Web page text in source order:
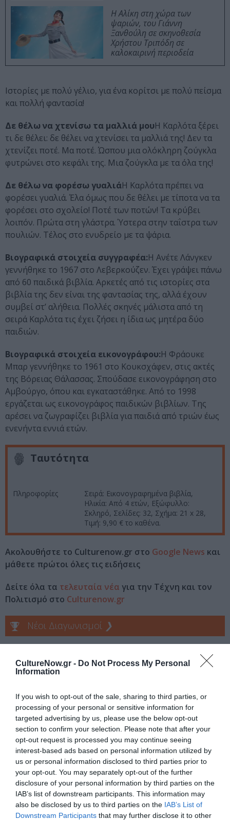
CultureNow.gr - Do Not Process My Personal
Information
If you wish to opt-out of the sale, sharing to third parties, or
processing of your personal or sensitive information for
targeted advertising by us, please use the below opt-out
section to confirm your selection. Please note that after your
opt-out request is processed you may continue seeing
interest-based ads based on personal information utilized by
us or personal information disclosed to third parties prior to
your opt-out. You may separately opt-out of the further
disclosure of your personal information by third parties on the
IAB’s list of downstream participants. This information may
also be disclosed by us to third parties on the IAB’s List of
Downstream Participants that may further disclose it to other
Η Αλίκη στη χώρα των
ψαριών, του Γιάννη
Ξανθούλη σε σκηνοθεσία
Χρήστου Τριπόδη σε
καλοκαιρινή περιοδεία
Ιστορίες με πολύ γέλιο, για ένα κορίτσι με πολύ πείσμα
και πολλή φαντασία!
Δε θέλω να χτενίσω τα μαλλιά μουΗ Καρλότα ξέρει
τι δε θέλει: δε θέλει να χτενίσει τα μαλλιά της! Δεν τα
χτενίζει ποτέ. Μα ποτέ. Ώσπου μια ολόκληρη ζούγκλα
φυτρώνει στο κεφάλι της. Μια ζούγκλα με τα όλα της!
Δε θέλω να φορέσω γυαλιάΗ Καρλότα πρέπει να
φορέσει γυαλιά. Έλα όμως που δε θέλει με τίποτα να τα
φορέσει στο σχολείο! Ποτέ των ποτών! Τα κρύβει
λοιπόν. Πρώτα στη γλάστρα. Ύστερα στην ταΐστρα των
πουλιών. Τέλος στο ενυδρείο με τα ψάρια.
Βιογραφικά στοιχεία συγγραφέα:Η Ανέτε Λάνγκεν
γεννήθηκε το 1967 στο Λεβερκούζεν. Έχει γράψει πάνω
από 60 παιδικά βιβλία. Αρκετές από τις ιστορίες στα
βιβλία της δεν είναι της φαντασίας της, αλλά έχουν
συμβεί στ’ αλήθεια. Πολλές σκηνές μάλιστα από τη
σειρά Καρλότα τις έχει ζήσει η ίδια ως μητέρα δύο
παιδιών.
Βιογραφικά στοιχεία εικονογράφου:Η Φράουκε
Μπαρ γεννήθηκε το 1961 στο Κουκσχάφεν, στις ακτές
της Βόρειας Θάλασσας. Σπούδασε εικονογράφηση στο
Αμβούργο, όπου και εγκαταστάθηκε. Από το 1998
εργάζεται ως εικονογράφος παιδικών βιβλίων. Της
αρέσει να ζωγραφίζει βιβλία για παιδιά από τριών έως
ενενήντα εννιά ετών.
Ταυτότητα
Πληροφορίες
Σειρά: Εικονογραφημένα βιβλία,
Ηλικία: Από 4 ετών, Εξώφυλλο:
Σκληρό, Σελίδες: 32, Σχήμα: 21 x 28,
Τιμή: 9,90 € το καθένα.
Ακολουθήστε το Culturenow.gr στο Google News και
μάθετε πρώτοι όλες τις ειδήσεις
Δείτε όλα τα τελευταία νέα για την Τέχνη και τον
Πολιτισμό στο Culturenow.gr
Νέοι Διαγωνισμοί ❯
ΕΚΔΟΣΕΙΣ ΜΕΤΑΙΧΜΙΟ
Newsletter
Κάθε βδομάδα στο e-mail σας τα τελευταία νέα για
την Τέχνη και τον Πολιτισμό!
Ακολουθήστε το Culturenow.gr